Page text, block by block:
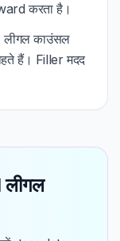
करता है।
लीगल काउंसल
हैं। Filler मदद